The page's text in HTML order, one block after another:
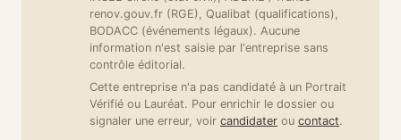
renov.gouv.fr (RGE), Qualibat (qualifications),
BODACC (événements légaux). Aucune
information n'est saisie par l'entreprise sans
contrôle éditorial.
Cette entreprise n'a pas candidaté à un Portrait
Vérifié ou Lauréat. Pour enrichir le dossier ou
signaler une erreur, voir candidater ou contact.